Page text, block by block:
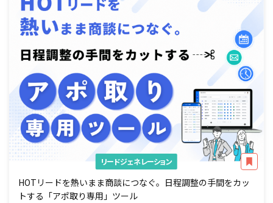
リードジェネレーション
HOTリードを熱いまま商談につなぐ。日程調整の手間をカッ
トする「アポ取り専用」ツール